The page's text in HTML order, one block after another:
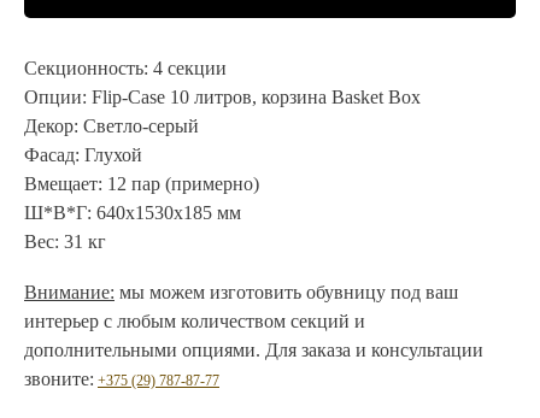
Секционность: 4 секции
Опции: Flip-Case 10 литров, корзина Basket Box
Декор: Светло-серый
Фасад: Глухой
Вмещает: 12 пар (примерно)
Ш*В*Г: 640х1530х185 мм
Вес: 31 кг
Внимание: мы можем изготовить обувницу под ваш
интерьер с любым количеством секций и
дополнительными опциями. Для заказа и консультации
звоните: +375 (29) 787-87-77